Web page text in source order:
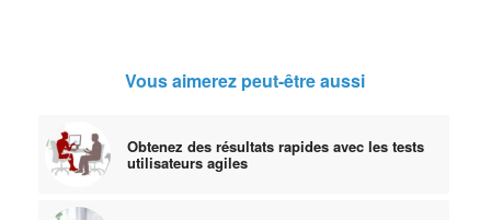
Vous aimerez peut-être aussi
Obtenez des résultats rapides avec les tests
utilisateurs agiles